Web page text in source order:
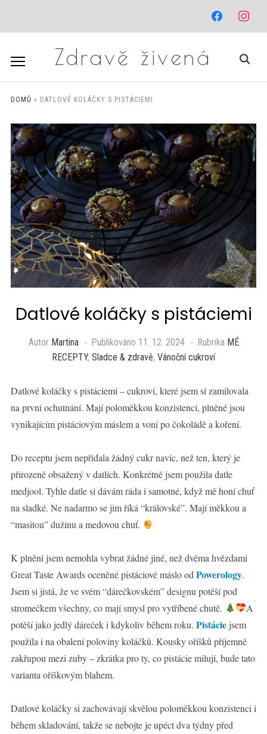
facebook
Zdravě živená
DOMŮ » DATLOVÉ KOLÁČKY S PISTÁCIEMI
Datlové koláčky s pistáciemi
Autor Martina Publikováno 11. 12. 2024 Rubrika MÉ
RECEPTY, Sladce & zdravě, Vánoční cukroví
Datlové koláčky s pistáciemi – cukroví, které jsem si zamilovala
na první ochutnání. Mají poloměkkou konzistenci, plněné jsou
vynikajícím pistáciovým máslem a voní po čokoládě a koření.
Do receptu jsem nepřidala žádný cukr navíc, než ten, který je
přirozeně obsažený v datlích. Konkrétně jsem použila datle
medjool. Tyhle datle si dávám ráda i samotné, když mě honí chuť
na sladké. Ne nadarmo se jim říká “královské”. Mají měkkou a
“masitou” dužinu a medovou chuť. ⁠
K plnění jsem nemohla vybrat žádné jiné, než dvěma hvězdami
Great Taste Awards oceněné pistáciové máslo od Powerology.
Jsem si jistá, že ve svém “dárečkovském” designu potěší pod
stromečkem všechny, co mají smysl pro vytříbené chutě.
A
potěší jako jedlý dáreček i kdykoliv během roku. Pistácie jsem
použila i na obalení poloviny koláčků. Kousky oříšků příjemně
zakřupou mezi zuby – zkrátka pro ty, co pistácie milují, bude tato
varianta oříškovým blahem.
Datlové koláčky si zachovávají skvělou poloměkkou konzistenci i
během skladování, takže se nebojte je upéct dva týdny před